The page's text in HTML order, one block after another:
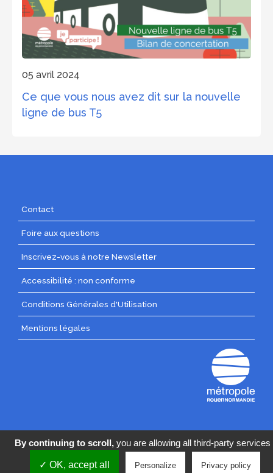
05 avril 2024
Ce que vous nous avez dit sur la nouvelle
ligne de bus T5
Menu
Pied
de
page
Contact
Foire aux questions
Inscrivez-vous à notre Newsletter
Pied
de
page
centre
Accessibilité : non conforme
Conditions Générales d'Utilisation
Mentions légales
The website encountered an unexpected error. Try again
By continuing to scroll, you are allowing all third-party services
✓ OK, accept all Personalize Privacy policy